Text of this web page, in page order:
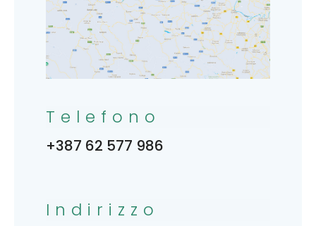
Telefono
+387 62 577 986
Indirizzo